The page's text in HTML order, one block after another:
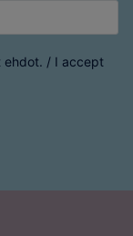
ehdot. / I accept